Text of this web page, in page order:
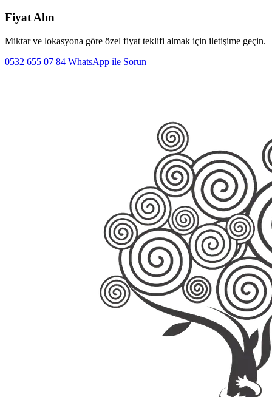
Fiyat Alın
Miktar ve lokasyona göre özel fiyat teklifi almak için iletişime geçin.
0532 655 07 84 WhatsApp ile Sorun